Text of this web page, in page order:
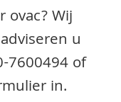
Wij
u
7600494of
in.